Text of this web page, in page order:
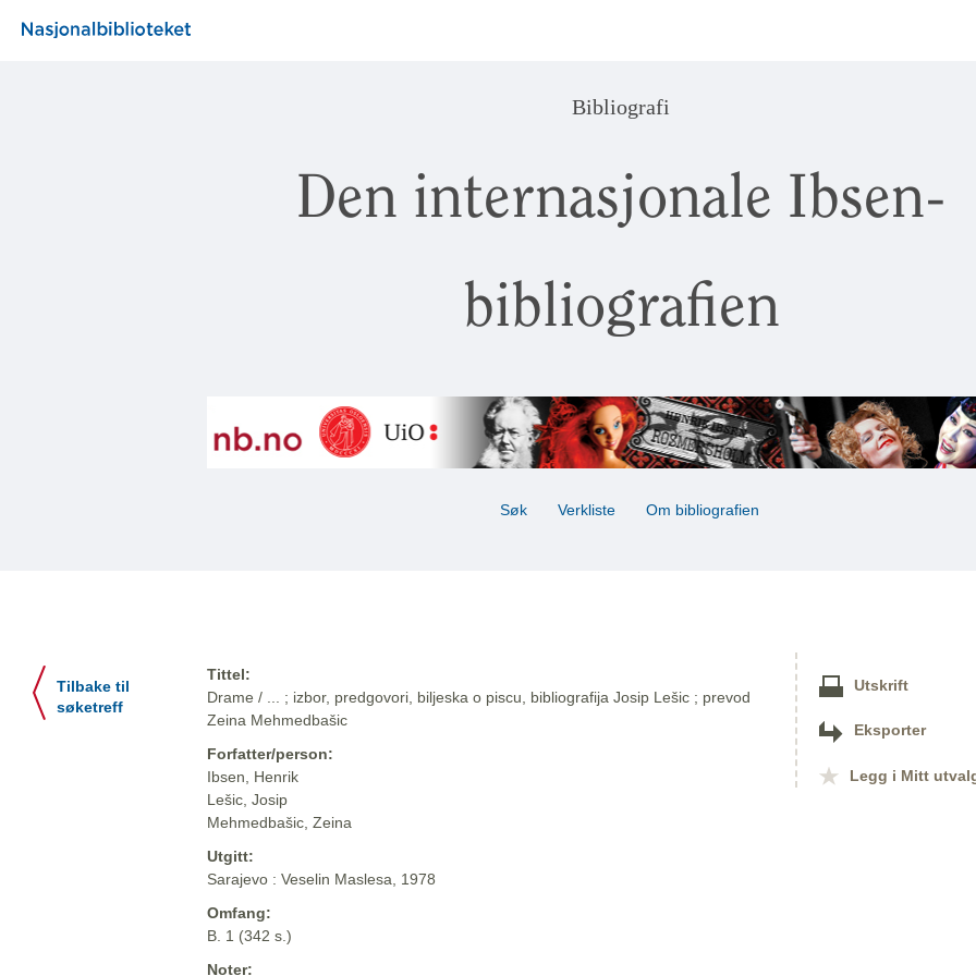
Bibliografi
Den internasjonale Ibsen-
bibliografien
Søk Verkliste Om bibliografien
Tilbake til
søketreff
Tittel:
Drame / ... ; izbor, predgovori, biljeska o piscu, bibliografija Josip Lešic ; prevod
Zeina Mehmedbašic
Forfatter/person:
Ibsen, Henrik
Lešic, Josip
Mehmedbašic, Zeina
Utgitt:
Sarajevo : Veselin Maslesa, 1978
Omfang:
B. 1 (342 s.)
Noter:
Utskrift
Eksporter
Legg i Mitt